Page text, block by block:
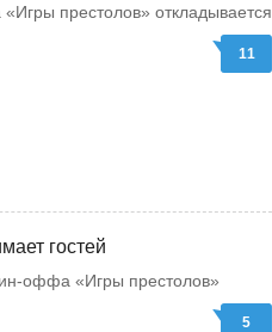
престолов» откладывается
11
гостей
оффа «Игры престолов»
5